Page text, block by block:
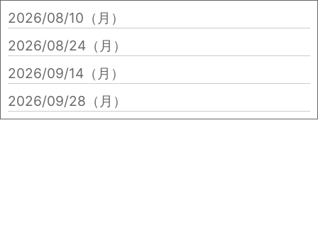
2026/08/10（月）
2026/08/24（月）
2026/09/14（月）
2026/09/28（月）